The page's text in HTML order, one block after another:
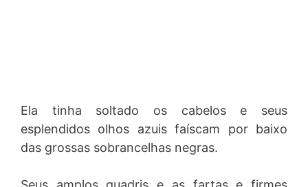
Ela tinha soltado os cabelos e seus
esplendidos olhos azuis faíscam por baixo
das grossas sobrancelhas negras.